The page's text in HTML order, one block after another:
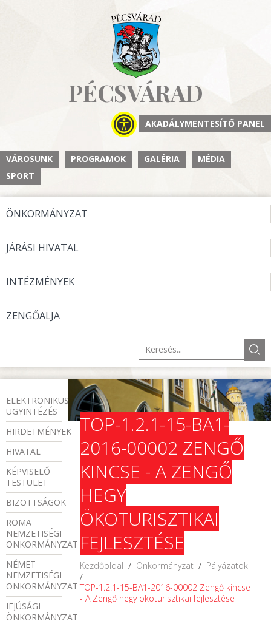
PÉCSVÁRAD
AKADÁLYMENTESÍTŐ PANEL
VÁROSUNK PROGRAMOK GALÉRIA
MÉDIA
SPORT
ÖNKORMÁNYZAT
JÁRÁSI HIVATAL
INTÉZMÉNYEK
ZENGŐALJA
ELEKTRONIKUS
ÜGYINTÉZÉS
HIRDETMÉNYEK
HIVATAL
KÉPVISELŐ
TESTÜLET
BIZOTTSÁGOK
ROMA
NEMZETISÉGI
ÖNKORMÁNYZAT
NÉMET
NEMZETISÉGI
ÖNKORMÁNYZAT
IFJÚSÁGI
ÖNKORMÁNYZAT
TOP-1.2.1-15-BA1-
2016-00002 ZENGŐ
KINCSE - A ZENGŐ
HEGY
ÖKOTURISZTIKAI
FEJLESZTÉSE
Kezdőoldal / Önkormányzat / Pályázatok
/
TOP-1.2.1-15-BA1-2016-00002 Zengő kincse
- A Zengő hegy ökoturisztikai fejlesztése